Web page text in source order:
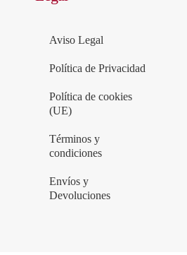
Aviso Legal
Política de Privacidad
Política de cookies
(UE)
Términos y
condiciones
Envíos y
Devoluciones